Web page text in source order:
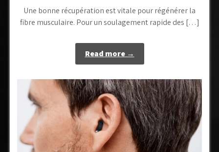
Une bonne récupération est vitale pour régénérer la
fibre musculaire. Pour un soulagement rapide des […]
Read more →